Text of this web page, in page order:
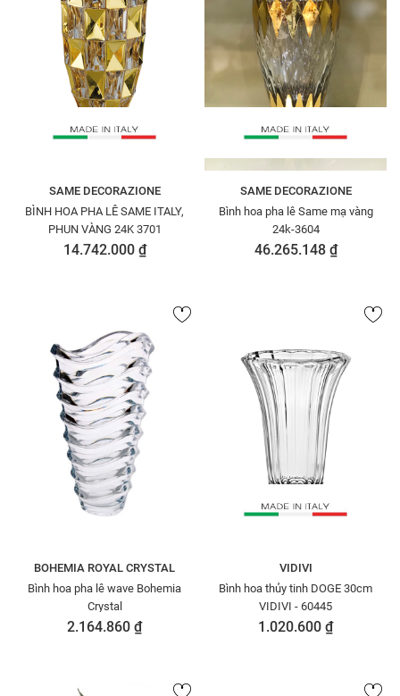
SAME DECORAZIONE
BÌNH HOA PHA LÊ SAME ITALY,
PHUN VÀNG 24K 3701
14.742.000 ₫
SAME DECORAZIONE
Bình hoa pha lê Same mạ vàng
24k-3604
46.265.148 ₫
BOHEMIA ROYAL CRYSTAL
Bình hoa pha lê wave Bohemia
Crystal
2.164.860 ₫
VIDIVI
Bình hoa thủy tinh DOGE 30cm
VIDIVI - 60445
1.020.600 ₫